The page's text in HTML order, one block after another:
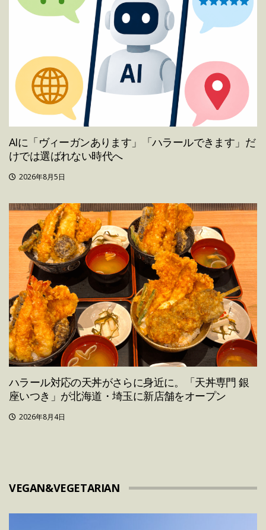
AIに「ヴィーガンあります」「ハラールできます」だ
けでは選ばれない時代へ
2026年8月5日
ハラール対応の天丼がさらに身近に。「天丼専門 銀
座いつき」が北海道・埼玉に新店舗をオープン
2026年8月4日
VEGAN&VEGETARIAN